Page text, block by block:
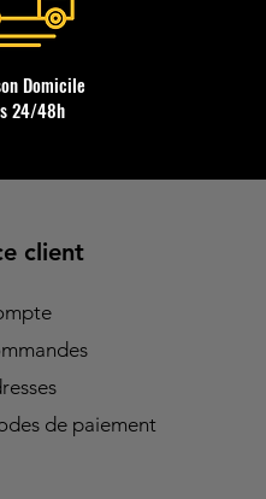
Domicile
24/48h
client
de paiement